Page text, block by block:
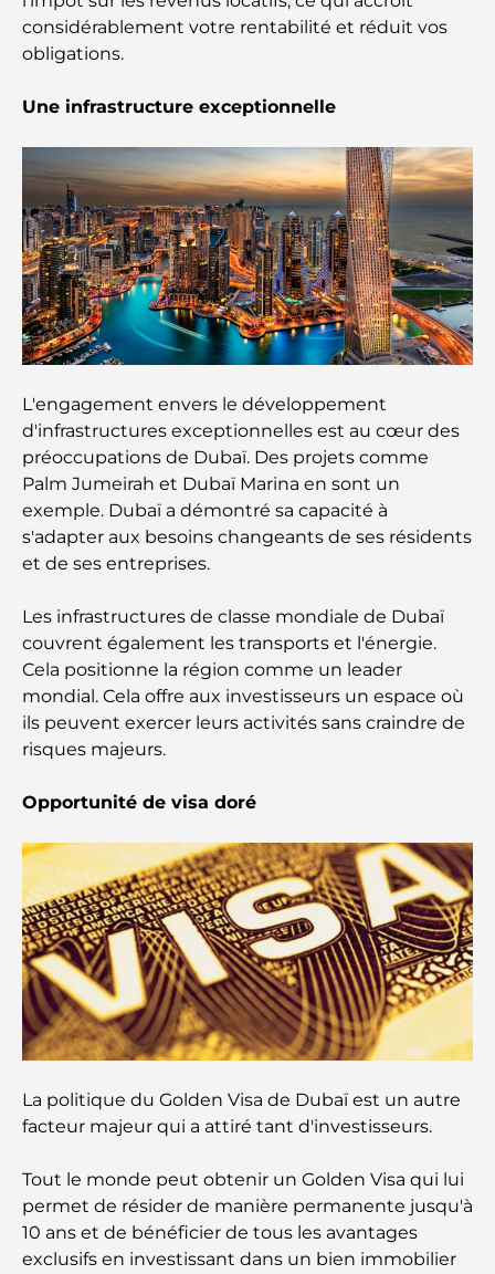
Restaurants étoilés Michelin à Dubaï : un circuit
gastronomique inoubliable
Estates : un guide culinaire
Dubai Horse Racing: Where Tradition Meets
Global Competition
Cafés à Palm Jumeirah : Guide des meilleurs cafés
et lieux de vie de l’île
Les meilleurs petits-déjeuners de Dubaï : Ma
sélection pour 2026
Comment obtenir un prêt immobilier à Dubaï : le
guide ultime
Plan directeur de Tilal Al Ghaf : une nouvelle
norme pour la vie intégrée à Dubaï
Maisons conformes au Vastu : Guide pratique pour
Les meilleures entreprises d'aménagement
paysager à Dubaï : Transformer vos espaces
extérieurs
Les meilleures entreprises de déménagement à
Dubaï : un guide complet
Palm Jebel Ali contre Palm Jumeirah : une
comparaison claire pour les acheteurs immobiliers
Découvrez Moon Island Dubai : votre guide ultime
À la découverte des sites historiques de Dubaï : un
voyage à travers le temps
Harbour où dîner
adapté aux familles
Restaurants à Dubai Hills : Les meilleures adresses
gourmandes d’un quartier en pleine expansion
considérablement votre rentabilité et réduit vos
obligations.
Une infrastructure exceptionnelle
L'engagement envers le développement
d'infrastructures exceptionnelles est au cœur des
préoccupations de Dubaï. Des projets comme
Palm Jumeirah et Dubaï Marina en sont un
exemple. Dubaï a démontré sa capacité à
s'adapter aux besoins changeants de ses résidents
et de ses entreprises.
Les infrastructures de classe mondiale de Dubaï
couvrent également les transports et l'énergie.
Cela positionne la région comme un leader
mondial. Cela offre aux investisseurs un espace où
ils peuvent exercer leurs activités sans craindre de
risques majeurs.
Opportunité de visa doré
La politique du Golden Visa de Dubaï est un autre
facteur majeur qui a attiré tant d'investisseurs.
Tout le monde peut obtenir un Golden Visa qui lui
permet de résider de manière permanente jusqu'à
10 ans et de bénéficier de tous les avantages
exclusifs en investissant dans un bien immobilier